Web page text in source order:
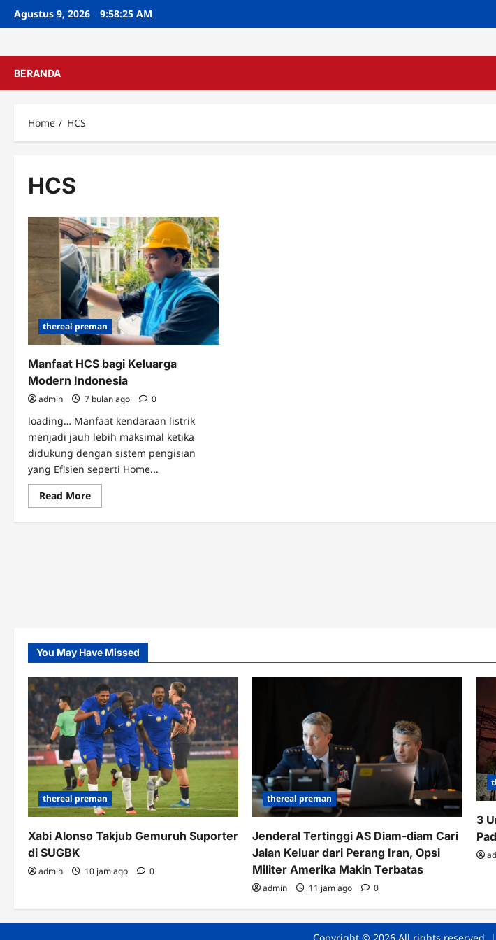
SkipAgustus 9, 2026 9:58:25 AM
BERANDA
Home HCS
HCS
thereal preman
Manfaat HCS bagi Keluarga
Modern Indonesia
admin 7 bulan ago 0
loading… Manfaat kendaraan listrik
menjadi jauh lebih maksimal ketika
didukung dengan sistem pengisian
yang Efisien seperti Home...
Read MoreRead
more
Manfaat
You May Have Missed
thereal preman
Xabi Alonso Takjub Gemuruh Suporter
di SUGBK
admin 10 jam ago 0
thereal preman
Jenderal Tertinggi AS Diam-diam Cari
Jalan Keluar dari Perang Iran, Opsi
Militer Amerika Makin Terbatas
admin 11 jam ago 0
3